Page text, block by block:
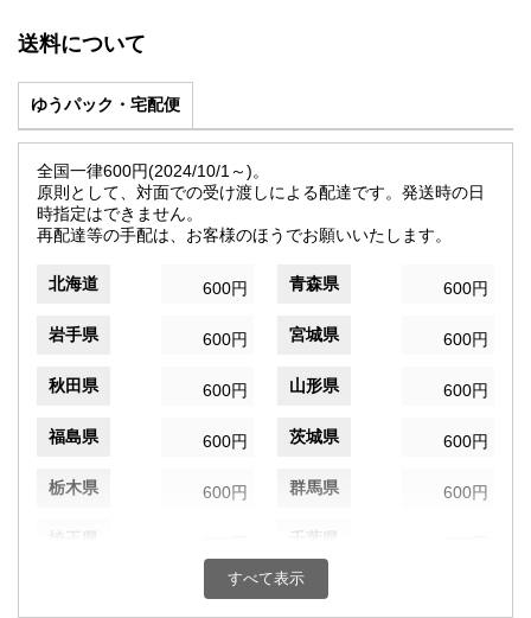
送料について
ゆうパック・宅配便
全国一律600円(2024/10/1～)。
原則として、対面での受け渡しによる配達です。発送時の日
時指定はできません。
再配達等の手配は、お客様のほうでお願いいたします。
北海道 600円 青森県 600円
岩手県 600円 宮城県 600円
秋田県 600円 山形県 600円
福島県 600円 茨城県 600円
栃木県 600円 群馬県 600円
埼玉県 千葉県
600円 神奈川県
すべて表示